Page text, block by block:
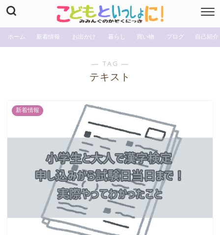
ホーム 新着情報 お出かけ 暮らし 買い物 ブログ 自己紹介
― TAG ―
テキスト
新着情報